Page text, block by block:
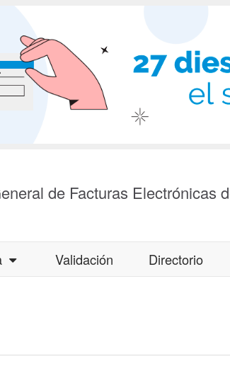
de Facturas Electrónicas
Validación Directorio